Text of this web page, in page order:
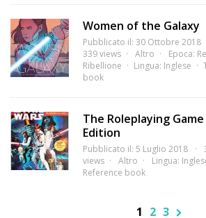
Women of the Galaxy
Pubblicato il: 30 Ottobre 2018
339 views
Altro Epoca:
Ribellione
Lingua: Inglese
book
The Roleplaying
Edition
Pubblicato il: 5 Luglio 2018
views
Altro Lingua:
Reference book
1 2 3